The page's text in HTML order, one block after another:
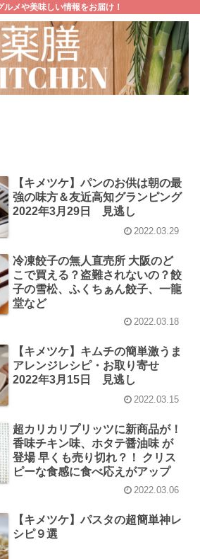
ルメや美味しい情報をお届け！
【キメツケ】パンのお供は朝の最
強の味方＆友近高知グランピング
2022年3月29日 見逃し
2022.03.29
冷凍餃子の無人直売所 大阪のど
こで買える？盗難されないの？餃
子の雪松、ふくちぁん餃子、一龍
堂など
2022.03.18
【キメツケ】キムチの簡単激うま
アレンジレシピ・お取り寄せ
2022年3月15日 見逃し
2022.03.15
超カリカリプリッツに新商品が！
香味チキン味、ホタテ醤油味 が
登場 早くも売り切れ？！ クリス
ピーな食感に食べ応えがアップ
2022.03.06
【キメツケ】パスタの超簡単神レ
シピ９選